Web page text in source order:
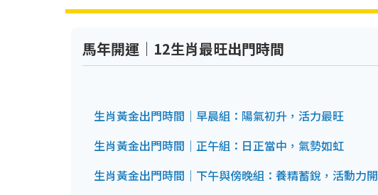
馬年開運｜12生肖最旺出門時間
生肖黃金出門時間｜早晨組：陽氣初升，活力最旺
生肖黃金出門時間｜正午組：日正當中，氣勢如虹
生肖黃金出門時間｜下午與傍晚組：養精蓄銳，活動力開